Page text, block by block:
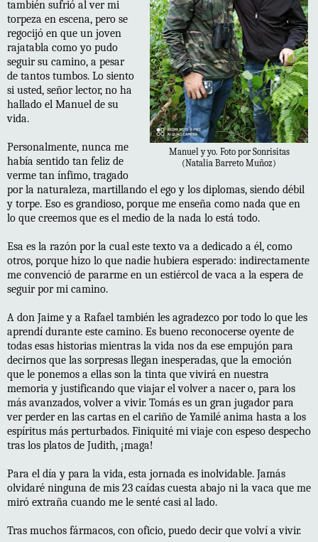
Manuel y yo. Foto por Sonrisitas
(Natalia Barreto Muñoz)
también sufrió al ver mi
torpeza en escena, pero se
regocijó en que un joven
rajatabla como yo pudo
seguir su camino, a pesar
de tantos tumbos. Lo siento
si usted, señor lector, no ha
hallado el Manuel de su
vida.
Personalmente, nunca me
había sentido tan feliz de
verme tan ínfimo, tragado
por la naturaleza, martillando el ego y los diplomas, siendo débil
y torpe. Eso es grandioso, porque me enseña como nada que en
lo que creemos que es el medio de la nada lo está todo.
Esa es la razón por la cual este texto va a dedicado a él, como
otros, porque hizo lo que nadie hubiera esperado: indirectamente
me convenció de pararme en un estiércol de vaca a la espera de
seguir por mi camino.
A don Jaime y a Rafael también les agradezco por todo lo que les
aprendí durante este camino. Es bueno reconocerse oyente de
todas esas historias mientras la vida nos da ese empujón para
decirnos que las sorpresas llegan inesperadas, que la emoción
que le ponemos a ellas son la tinta que vivirá en nuestra
memoria y justificando que viajar el volver a nacer o, para los
más avanzados, volver a vivir. Tomás es un gran jugador para
ver perder en las cartas en el cariño de Yamilé anima hasta a los
espíritus más perturbados. Finiquité mi viaje con espeso despecho
tras los platos de Judith, ¡maga!
Para el día y para la vida, esta jornada es inolvidable. Jamás
olvidaré ninguna de mis 23 caídas cuesta abajo ni la vaca que me
miró extraña cuando me le senté casi al lado.
Tras muchos fármacos, con oficio, puedo decir que volví a vivir.